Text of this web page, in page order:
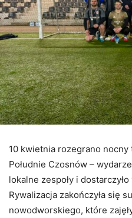
10 kwietnia rozegrano
Południe Czosnów –
lokalne zespoły i
Rywalizacja zakończyła się
nowodworskiego, które